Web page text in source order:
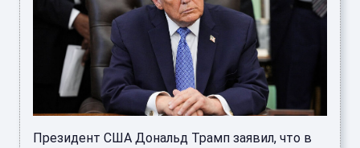
Президент США Дональд Трамп заявил, что в